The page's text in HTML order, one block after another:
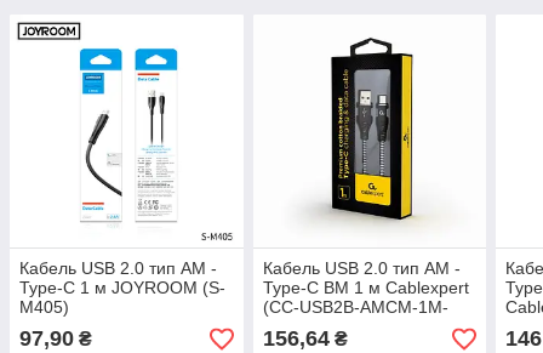
Кабель USB 2.0 тип АM -
Type-C 1 м JOYROOM (S-
M405)
97,90 ₴
Кабель USB 2.0 тип АM -
Type-C ВM 1 м Cablexpert
(CC-USB2B-AMCM-1M-
BW)
156,64₴